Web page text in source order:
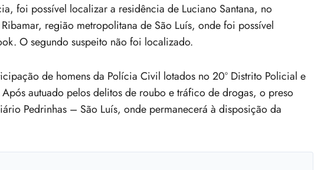
foi possível localizar a residência de Luciano Santana, no
região metropolitana de São Luís, onde foi possível
O segundo suspeito não foi localizado.
de homens da Polícia Civil lotados no 20º Distrito Policial e
autuado pelos delitos de roubo e tráfico de drogas, o preso
Pedrinhas – São Luís, onde permanecerá à disposição da